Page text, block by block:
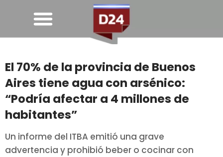
El 70% de la provincia de Buenos
Aires tiene agua con arsénico:
“Podría afectar a 4 millones de
habitantes”
Un informe del ITBA emitió una grave
advertencia y prohibió beber o cocinar con